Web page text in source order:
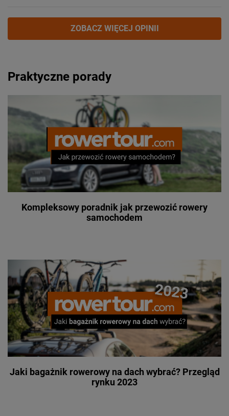
ZOBACZ WIĘCEJ OPINII
Praktyczne porady
Kompleksowy poradnik jak przewozić rowery
samochodem
Jaki bagażnik rowerowy na dach wybrać? Przegląd
rynku 2023